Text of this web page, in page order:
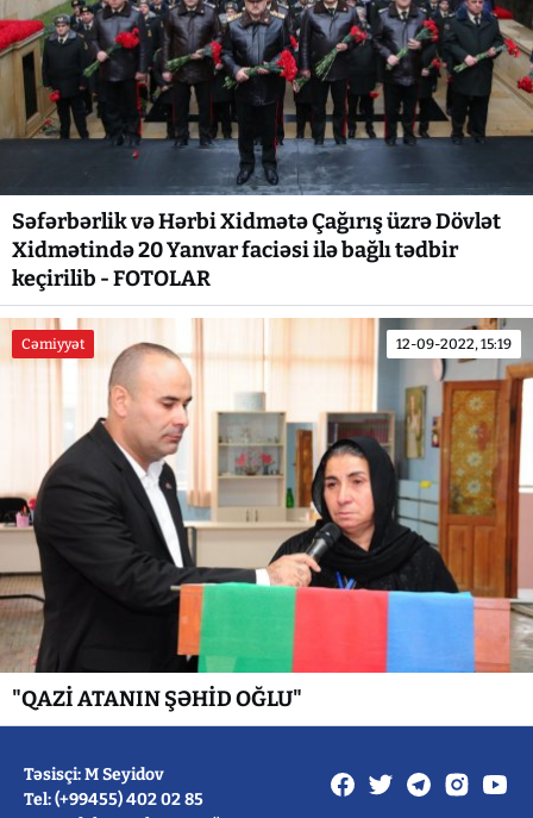
Səfərbərlik və Hərbi Xidmətə Çağırış üzrə Dövlət
Xidmətində 20 Yanvar faciəsi ilə bağlı tədbir
keçirilib - FOTOLAR
Cəmiyyət 12-09-2022, 15:19
"QAZİ ATANIN ŞƏHİD OĞLU"
Təsisçi: M Seyidov
Tel: (+99455) 402 02 85